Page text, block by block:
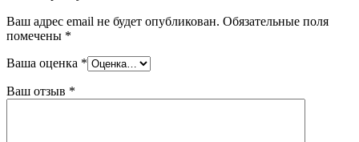
Ваш адрес email не будет опубликован. Обязательные поля
помечены *
Ваша оценка *
Ваш отзыв *